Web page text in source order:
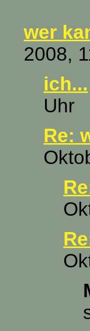
wer
2008,
ich...
Uhr
Re: